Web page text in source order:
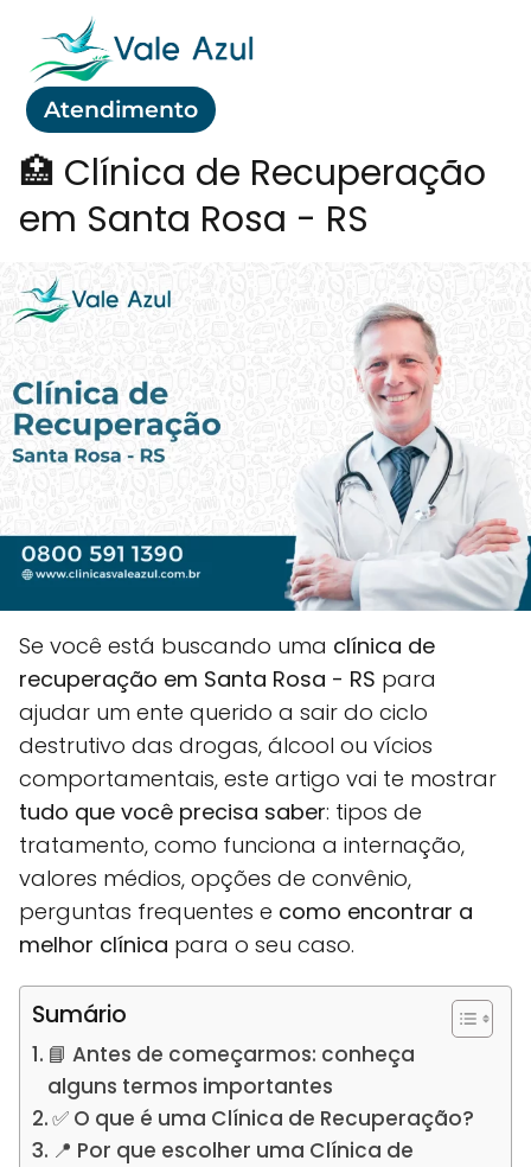
Atendimento
🏥 Clínica de Recuperação
em Santa Rosa - RS
Se você está buscando uma clínica de
recuperação em Santa Rosa - RS para
ajudar um ente querido a sair do ciclo
destrutivo das drogas, álcool ou vícios
comportamentais, este artigo vai te mostrar
tudo que você precisa saber: tipos de
tratamento, como funciona a internação,
valores médios, opções de convênio,
perguntas frequentes e como encontrar a
melhor clínica para o seu caso.
Sumário
📘 Antes de começarmos: conheça
alguns termos importantes
✅ O que é uma Clínica de Recuperação?
📍 Por que escolher uma Clínica de